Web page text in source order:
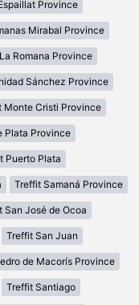
Province
Mirabal Province
Romana Province
Sánchez Province
Monte Cristi Province
Plata Province
Puerto Plata
Treffit Samaná Province
San José de Ocoa
Treffit San Juan
de Macorís Province
Treffit Santiago